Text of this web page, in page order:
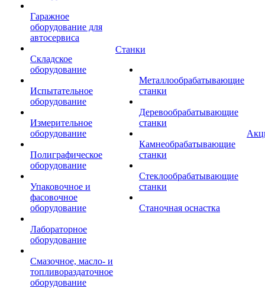
Гаражное
оборудование для
автосервиса
Складское
оборудование
Испытательное
оборудование
Измерительное
оборудование
Полиграфическое
оборудование
Упаковочное и
фасовочное
оборудование
Лабораторное
оборудование
Смазочное, масло- и
топливораздаточное
оборудование
Станки
Металлообрабатывающие
станки
Деревообрабатывающие
станки
Камнеобрабатывающие
станки
Стеклообрабатывающие
станки
Станочная оснастка